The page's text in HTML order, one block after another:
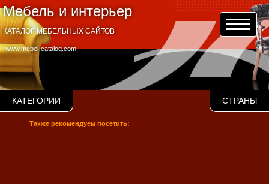
Мебель и интерьер
www.mebel-catalog.com
КАТАЛОГ МЕБЕЛЬНЫХ САЙТОВ
КАТЕГОРИИ СТРАНЫ
Также рекомендуем посетить: